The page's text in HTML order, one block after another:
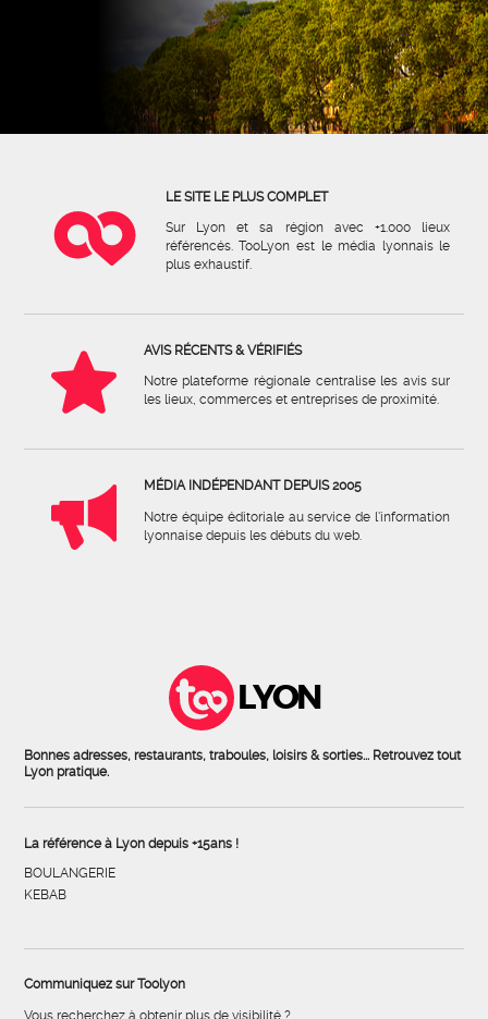
LE SITE LE PLUS COMPLET
Sur Lyon et sa région avec +1.000 lieux
référencés. TooLyon est le média lyonnais le
plus exhaustif.
AVIS RÉCENTS & VÉRIFIÉS
Notre plateforme régionale centralise les avis sur
les lieux, commerces et entreprises de proximité.
MÉDIA INDÉPENDANT DEPUIS 2005
Notre équipe éditoriale au service de l'information
lyonnaise depuis les débuts du web.
LYON
Bonnes adresses, restaurants, traboules, loisirs & sorties... Retrouvez tout
Lyon pratique.
La référence à Lyon depuis +15ans !
BOULANGERIE
KEBAB
Communiquez sur Toolyon
Vous recherchez à obtenir plus de visibilité ?